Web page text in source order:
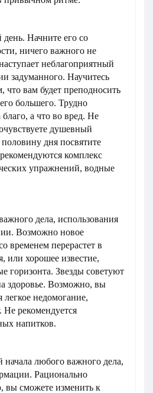
Начните его со
ничего важного не
неблагоприятный
задуманного. Научитесь
что вам будет преподносить
большего. Трудно
а что во вред. Не
душевный
дня посвятите
комплекс
упражнений, водные
дела, использования
Возможно новое
временем перерастет в
или хорошее известие,
горизонта. Звезды советуют
здоровье. Возможно, вы
легкое недомогание,
рекомендуется
напитков.
начала любого важного дела,
Рационально
вы сможете изменить к